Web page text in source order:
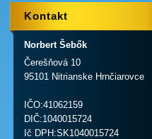
Kontakt
Norbert Šebők
Čerešňová 10
95101 Nitrianske Hrnčiarovce
IČO:41062159
DIČ:1040015724
Ič DPH:SK1040015724